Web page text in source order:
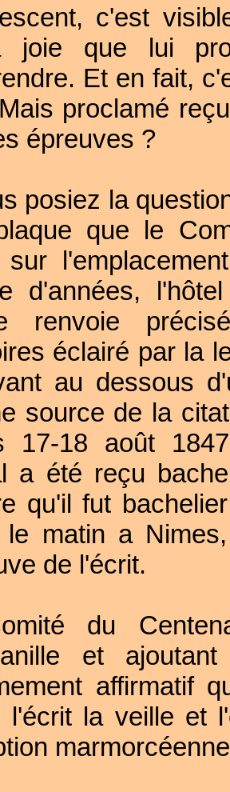
c'est
joie que lui
Et en fait,
proclamé
épreuves ?
posiez la
que le
sur
d'années,
renvoie
éclairé par la
au dessous
source de la
17-18 août
a été reçu
qu'il fut
le matin a
de l'écrit.
du
et
affirmatif
l'écrit la veille et